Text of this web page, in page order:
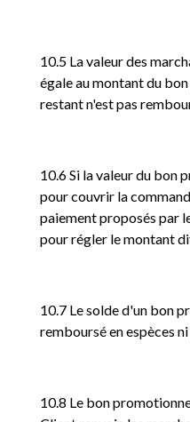
10.5 La valeur des
égale au montant du
restant n'est pas
10.6 Si la valeur du bon
pour couvrir la
paiement proposés par
pour régler le montant
10.7 Le solde d'un bon
remboursé en espèces
10.8 Le bon